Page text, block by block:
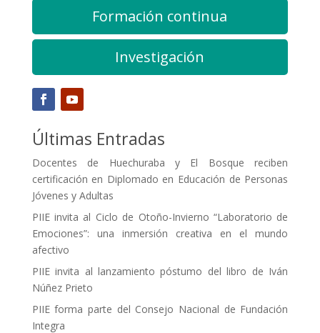
Formación continua
Investigación
Últimas Entradas
Docentes de Huechuraba y El Bosque reciben
certificación en Diplomado en Educación de Personas
Jóvenes y Adultas
PIIE invita al Ciclo de Otoño-Invierno “Laboratorio de
Emociones”: una inmersión creativa en el mundo
afectivo
PIIE invita al lanzamiento póstumo del libro de Iván
Núñez Prieto
PIIE forma parte del Consejo Nacional de Fundación
Integra